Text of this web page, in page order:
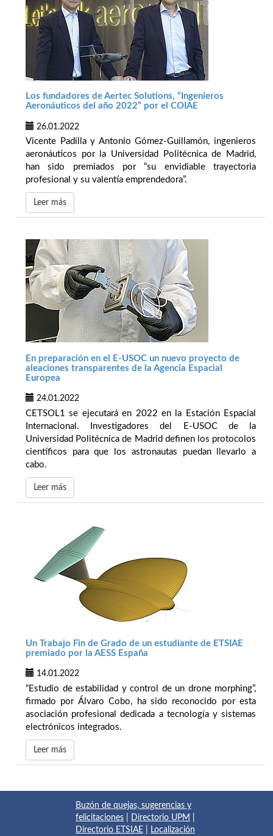
Los fundadores de Aertec Solutions, “Ingenieros
Aeronáuticos del año 2022” por el COIAE
26.01.2022
Vicente Padilla y Antonio Gómez-Guillamón, ingenieros
aeronáuticos por la Universidad Politécnica de Madrid,
han sido premiados por “su envidiable trayectoria
profesional y su valentía emprendedora”.
Leer más
En preparación en el E-USOC un nuevo proyecto de
aleaciones transparentes de la Agencia Espacial
Europea
24.01.2022
CETSOL1 se ejecutará en 2022 en la Estación Espacial
Internacional. Investigadores del E-USOC de la
Universidad Politécnica de Madrid definen los protocolos
científicos para que los astronautas puedan llevarlo a
cabo.
Leer más
Un Trabajo Fin de Grado de un estudiante de ETSIAE
premiado por la AESS España
14.01.2022
“Estudio de estabilidad y control de un drone morphing”,
firmado por Álvaro Cobo, ha sido reconocido por esta
asociación profesional dedicada a tecnología y sistemas
electrónicos integrados.
Leer más
Buzón de quejas, sugerencias y
felicitaciones
Directorio UPM
Directorio ETSIAE
Localización